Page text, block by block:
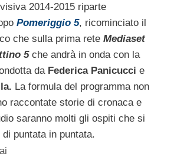
2014-2015 riparte
Pomeriggio 5, ricominciato il
che sulla prima rete Mediaset
5 che andrà in onda con la
da Federica Panicucci e
La formula del programma non
raccontate storie di cronaca e
saranno molti gli ospiti che si
puntata in puntata.